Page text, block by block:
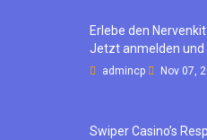
Erlebe den
Jetzt anmelden und
admincp Nov 07,
Swiper Casino’s